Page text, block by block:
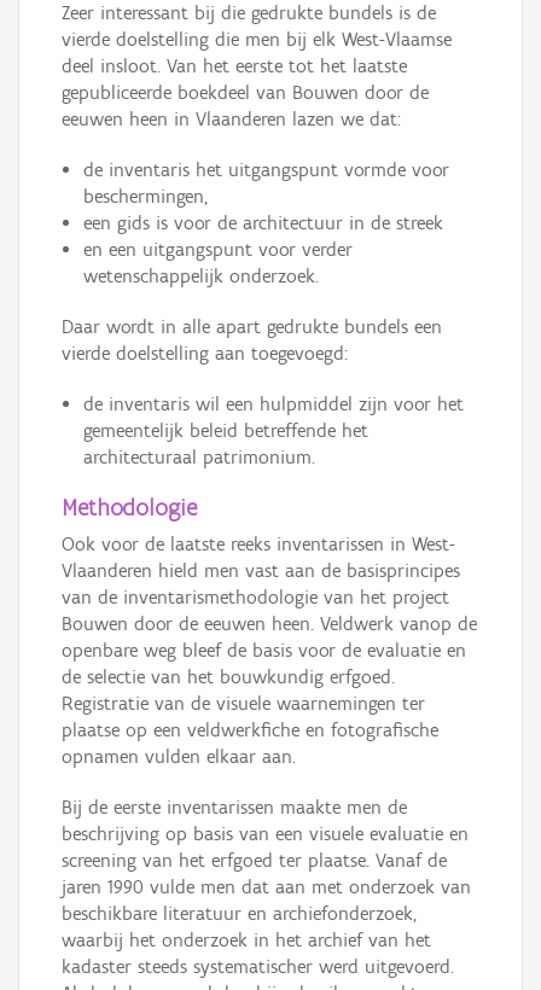
Zeer interessant bij die gedrukte bundels is de
vierde doelstelling die men bij elk West-Vlaamse
deel insloot. Van het eerste tot het laatste
gepubliceerde boekdeel van Bouwen door de
eeuwen heen in Vlaanderen lazen we dat:
de inventaris het uitgangspunt vormde voor
beschermingen,
een gids is voor de architectuur in de streek
en een uitgangspunt voor verder
wetenschappelijk onderzoek.
Daar wordt in alle apart gedrukte bundels een
vierde doelstelling aan toegevoegd:
de inventaris wil een hulpmiddel zijn voor het
gemeentelijk beleid betreffende het
architecturaal patrimonium.
Methodologie
Ook voor de laatste reeks inventarissen in West-
Vlaanderen hield men vast aan de basisprincipes
van de inventarismethodologie van het project
Bouwen door de eeuwen heen. Veldwerk vanop de
openbare weg bleef de basis voor de evaluatie en
de selectie van het bouwkundig erfgoed.
Registratie van de visuele waarnemingen ter
plaatse op een veldwerkfiche en fotografische
opnamen vulden elkaar aan.
Bij de eerste inventarissen maakte men de
beschrijving op basis van een visuele evaluatie en
screening van het erfgoed ter plaatse. Vanaf de
jaren 1990 vulde men dat aan met onderzoek van
beschikbare literatuur en archiefonderzoek,
waarbij het onderzoek in het archief van het
kadaster steeds systematischer werd uitgevoerd.